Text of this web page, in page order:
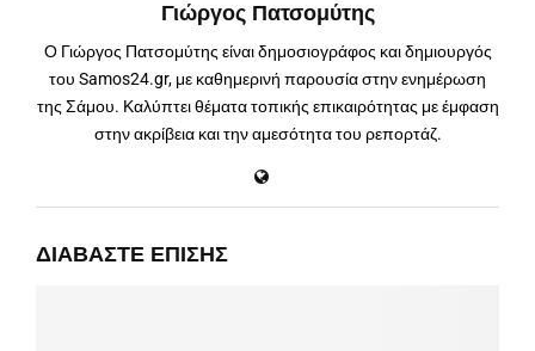
Γιώργος Πατσομύτης
Ο Γιώργος Πατσομύτης είναι δημοσιογράφος και δημιουργός
του Samos24.gr, με καθημερινή παρουσία στην ενημέρωση
της Σάμου. Καλύπτει θέματα τοπικής επικαιρότητας με έμφαση
στην ακρίβεια και την αμεσότητα του ρεπορτάζ.
ΔΙΑΒΆΣΤΕ ΕΠΊΣΗΣ